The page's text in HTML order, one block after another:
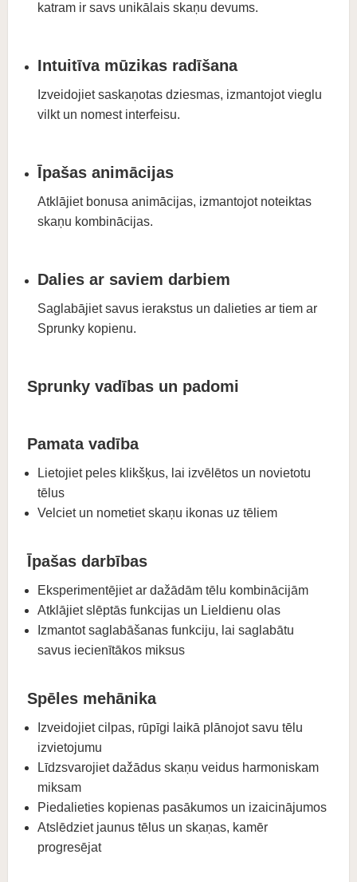
katram ir savs unikālais skaņu devums.
Intuitīva mūzikas radīšana
Izveidojiet saskaņotas dziesmas, izmantojot vieglu
vilkt un nomest interfeisu.
Īpašas animācijas
Atklājiet bonusa animācijas, izmantojot noteiktas
skaņu kombinācijas.
Dalies ar saviem darbiem
Saglabājiet savus ierakstus un dalieties ar tiem ar
Sprunky kopienu.
Sprunky vadības un padomi
Pamata vadība
Lietojiet peles klikšķus, lai izvēlētos un novietotu
tēlus
Velciet un nometiet skaņu ikonas uz tēliem
Īpašas darbības
Eksperimentējiet ar dažādām tēlu kombinācijām
Atklājiet slēptās funkcijas un Lieldienu olas
Izmantot saglabāšanas funkciju, lai saglabātu
savus iecienītākos miksus
Spēles mehānika
Izveidojiet cilpas, rūpīgi laikā plānojot savu tēlu
izvietojumu
Līdzsvarojiet dažādus skaņu veidus harmoniskam
miksam
Piedalieties kopienas pasākumos un izaicinājumos
Atslēdziet jaunus tēlus un skaņas, kamēr
progresējat